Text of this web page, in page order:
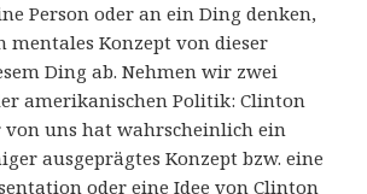
Person oder an ein Ding denken,
mentales Konzept von dieser
Ding ab. Nehmen wir zwei
amerikanischen Politik: Clinton
von uns hat wahrscheinlich ein
ausgeprägtes Konzept bzw. eine
oder eine Idee von Clinton